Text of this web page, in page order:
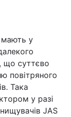
мають у
що суттєво
повітряного
Така
у разі
JAS